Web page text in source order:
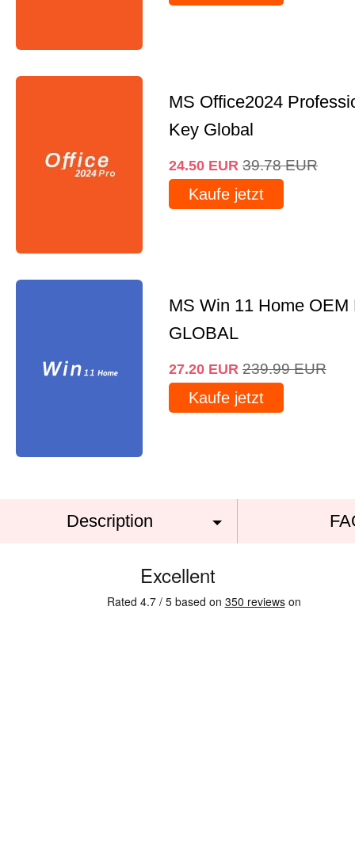
MS Office2024
Key Global
24.50 EUR 39.78 EUR
Kaufe jetzt
MS Win 11 Home OEM
GLOBAL
27.20 EUR 239.99 EUR
Kaufe jetzt
Description